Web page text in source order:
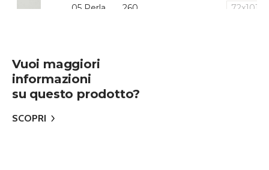
05 Perla 260 72x101
Vuoi maggiori
informazioni
su questo prodotto?
SCOPRI